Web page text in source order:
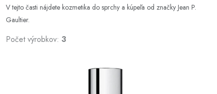
V tejto časti nájdete kozmetika do sprchy a kúpeľa od značky Jean P.
Gaultier.
Počet výrobkov: 3